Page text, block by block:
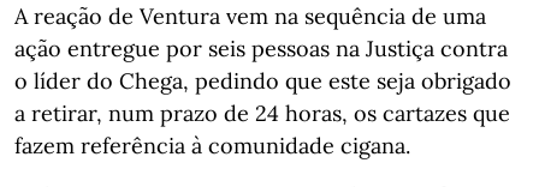
A reação de Ventura vem na sequência de uma
ação entregue por seis pessoas na Justiça contra
o líder do Chega, pedindo que este seja obrigado
a retirar, num prazo de 24 horas, os cartazes que
fazem referência à comunidade cigana.